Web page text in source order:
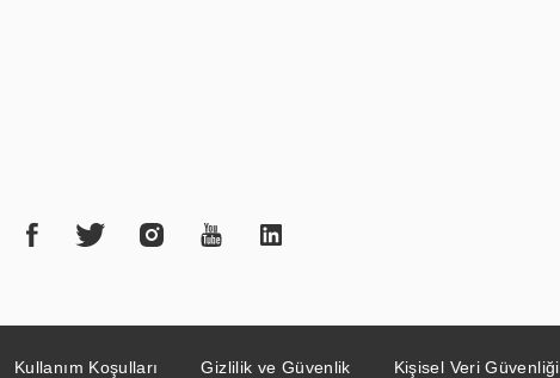
Kullanım Koşulları Gizlilik ve Güvenlik Kişisel Veri Güvenliği